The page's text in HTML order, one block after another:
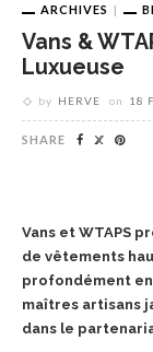
ARCHIVES
Vans &
Luxueuse
by HERVE on 18
SHARE
Vans et WTAPS
de vêtements
profondément
maîtres artisans
dans le